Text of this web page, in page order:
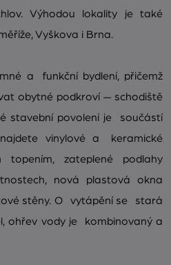
Výhodou lokality je také
Vyškova i Brna.
a funkční bydlení, přičemž
obytné podkroví — schodiště
stavební povolení je součástí
vinylové a keramické
zateplené podlahy
nová plastová okna
stěny. O vytápění se stará
ohřev vody je kombinovaný a